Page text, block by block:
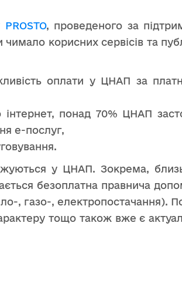
, проведеного за
корисних сервісів та
оплати у ЦНАП за платні
понад 70% ЦНАП
е-послуг,
у ЦНАП. Зокрема,
безоплатна правнича
, газо-, електропостачання).
тощо також вже є